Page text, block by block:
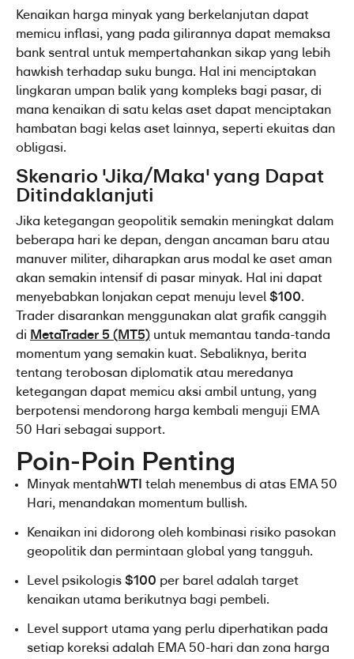
Kenaikan harga minyak yang berkelanjutan dapat
memicu inflasi, yang pada gilirannya dapat memaksa
bank sentral untuk mempertahankan sikap yang lebih
hawkish terhadap suku bunga. Hal ini menciptakan
lingkaran umpan balik yang kompleks bagi pasar, di
mana kenaikan di satu kelas aset dapat menciptakan
hambatan bagi kelas aset lainnya, seperti ekuitas dan
obligasi.
Skenario 'Jika/Maka' yang Dapat
Ditindaklanjuti
Jika ketegangan geopolitik semakin meningkat dalam
beberapa hari ke depan, dengan ancaman baru atau
manuver militer, diharapkan arus modal ke aset aman
akan semakin intensif di pasar minyak. Hal ini dapat
menyebabkan lonjakan cepat menuju level $100.
Trader disarankan menggunakan alat grafik canggih
di MetaTrader 5 (MT5) untuk memantau tanda-tanda
momentum yang semakin kuat. Sebaliknya, berita
tentang terobosan diplomatik atau meredanya
ketegangan dapat memicu aksi ambil untung, yang
berpotensi mendorong harga kembali menguji EMA
50 Hari sebagai support.
Poin-Poin Penting
Minyak mentahWTI telah menembus di atas EMA 50
Hari, menandakan momentum bullish.
Kenaikan ini didorong oleh kombinasi risiko pasokan
geopolitik dan permintaan global yang tangguh.
Level psikologis $100 per barel adalah target
kenaikan utama berikutnya bagi pembeli.
Level support utama yang perlu diperhatikan pada